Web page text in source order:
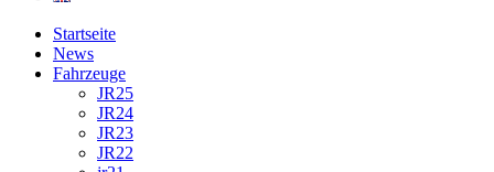
Startseite
News
Fahrzeuge
JR25
JR24
JR23
JR22